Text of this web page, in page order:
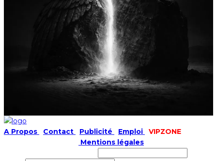
A Propos Contact Publicité Emploi
VIPZONE
Mentions légales